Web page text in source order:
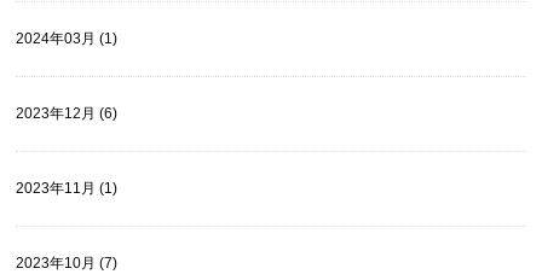
2024年03月 (1)
2023年12月 (6)
2023年11月 (1)
2023年10月 (7)